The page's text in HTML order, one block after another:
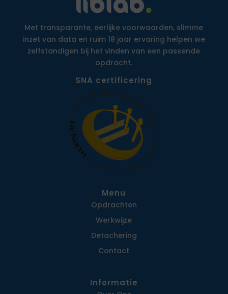
Met transparante, eerlijke voorwaarden, slimme
inzet van data en ruim 18 jaar ervaring helpen we
zelfstandigen bij het vinden van een passende
opdracht.
SNA certificering
Menu
Opdrachten
Werkwijze
Detachering
Contact
Informatie